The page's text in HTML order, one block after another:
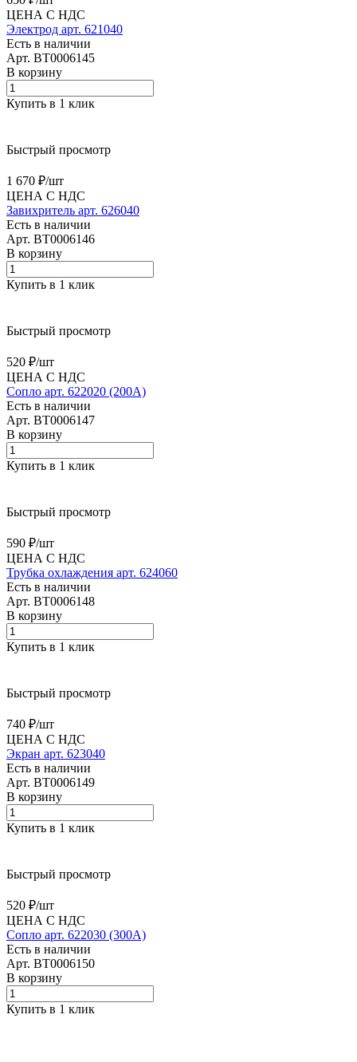
ЦЕНА С НДС
Электрод арт. 621040
Есть в наличии
Арт. BT0006145
В корзину
Купить в 1 клик
Быстрый просмотр
1 670 ₽/шт
ЦЕНА С НДС
Завихритель арт. 626040
Есть в наличии
Арт. BT0006146
В корзину
Купить в 1 клик
Быстрый просмотр
520 ₽/шт
ЦЕНА С НДС
Сопло арт. 622020 (200А)
Есть в наличии
Арт. BT0006147
В корзину
Купить в 1 клик
Быстрый просмотр
590 ₽/шт
ЦЕНА С НДС
Трубка охлаждения арт. 624060
Есть в наличии
Арт. BT0006148
В корзину
Купить в 1 клик
Быстрый просмотр
740 ₽/шт
ЦЕНА С НДС
Экран арт. 623040
Есть в наличии
Арт. BT0006149
В корзину
Купить в 1 клик
Быстрый просмотр
520 ₽/шт
ЦЕНА С НДС
Сопло арт. 622030 (300А)
Есть в наличии
Арт. BT0006150
В корзину
Купить в 1 клик